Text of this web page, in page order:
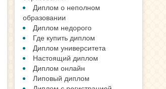
Диплом о неполном
образовании
Диплом недорого
Где купить диплом
Диплом университета
Настоящий диплом
Диплом онлайн
Липовый диплом